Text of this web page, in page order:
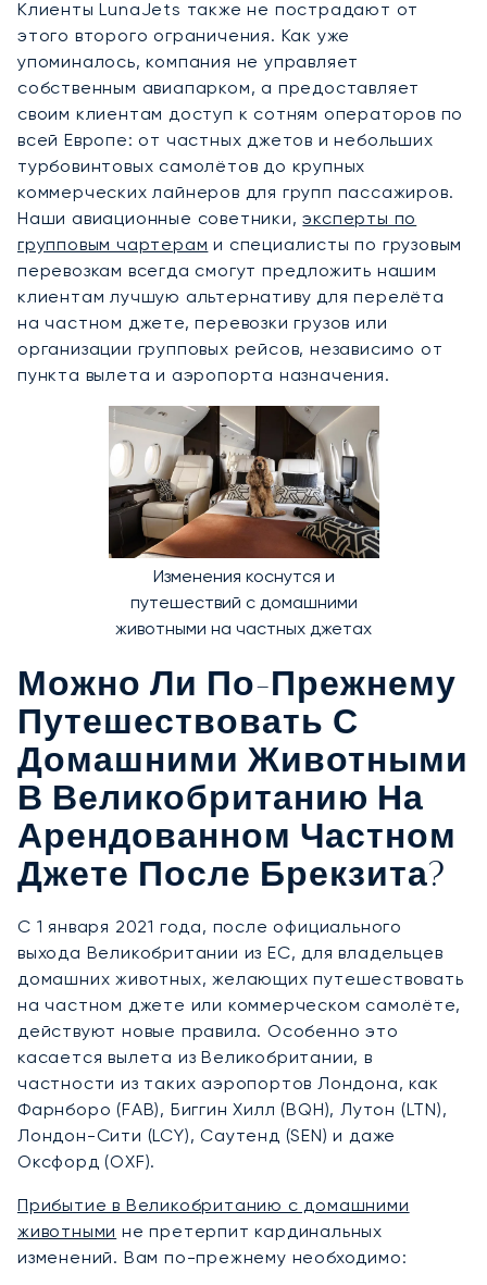
Клиенты LunaJets также не пострадают от
этого второго ограничения. Как уже
упоминалось, компания не управляет
собственным авиапарком, а предоставляет
своим клиентам доступ к сотням операторов по
всей Европе: от частных джетов и небольших
турбовинтовых самолётов до крупных
коммерческих лайнеров для групп пассажиров.
Наши авиационные советники,эксперты по
групповым чартерам и специалисты по грузовым
перевозкам всегда смогут предложить нашим
клиентам лучшую альтернативу для перелёта
на частном джете, перевозки грузов или
организации групповых рейсов, независимо от
пункта вылета и аэропорта назначения.
Изменения коснутся и
путешествий с домашними
животными на частных джетах
Можно Ли По-Прежнему
Путешествовать С
Домашними Животными
В Великобританию На
Арендованном Частном
Джете После Брекзита?
С 1 января 2021 года, после официального
выхода Великобритании из ЕС, для владельцев
домашних животных, желающих путешествовать
на частном джете или коммерческом самолёте,
действуют новые правила. Особенно это
касается вылета из Великобритании, в
частности из таких аэропортов Лондона, как
Фарнборо (FAB), Биггин Хилл (BQH), Лутон (LTN),
Лондон-Сити (LCY), Саутенд (SEN) и даже
Оксфорд (OXF).
Прибытие в Великобританию с домашними
животными не претерпит кардинальных
изменений. Вам по-прежнему необходимо: